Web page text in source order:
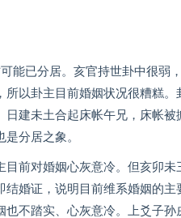
能已分居。亥官持世卦中很弱
以卦主目前婚姻状况很糟糕
建未土合起床帐午兄，床帐
分居之象。
前对婚姻心灰意冷。但亥卯
婚证，说明目前维系婚姻的
不踏实、心灰意冷。上爻子